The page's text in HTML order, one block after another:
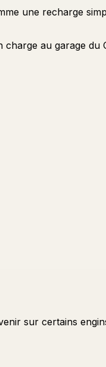
une recharge
au garage
sur certains